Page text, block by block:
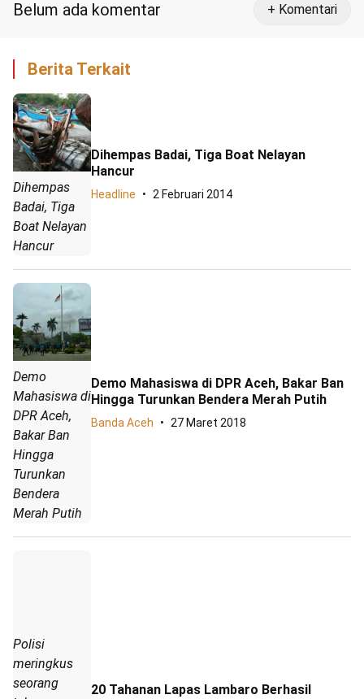
Belum ada komentar + Komentari
Berita Terkait
Dihempas
Badai, Tiga
Boat Nelayan
Hancur
Dihempas Badai, Tiga Boat Nelayan
Hancur
Headline 2 Februari 2014
Demo
Mahasiswa di
DPR Aceh,
Bakar Ban
Hingga
Turunkan
Bendera
Merah Putih
Demo Mahasiswa di DPR Aceh, Bakar Ban
Hingga Turunkan Bendera Merah Putih
Banda Aceh 27 Maret 2018
Polisi
meringkus
seorang
20 Tahanan Lapas Lambaro Berhasil